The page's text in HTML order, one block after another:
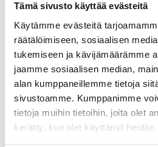
Tämä sivusto käyttää evästeitä
Käytämme evästeitä
räätälöimiseen, sosiaalisen
tukemiseen ja kävijämäärämme
jaamme sosiaalisen median,
alan kumppaneillemme tietoja
sivustoamme. Kumppanimme
tietoja muihin tietoihin, joita olet
kerätty, kun olet käyttänyt heidän
PAHOITTELUT, TARJOUS EI